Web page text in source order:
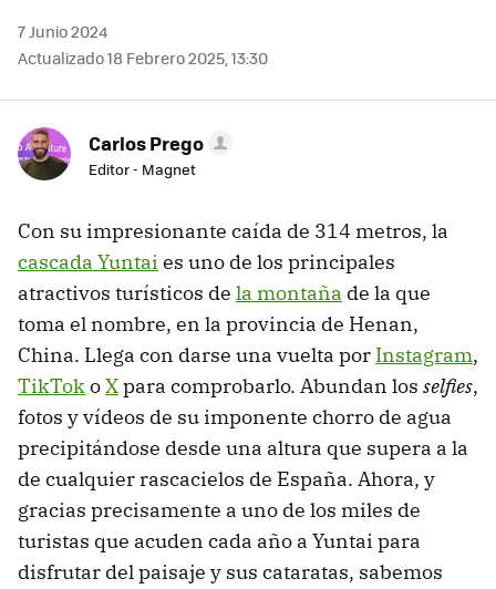
7 Junio 2024
Actualizado 18 Febrero 2025, 13:30
Carlos Prego
Editor - Magnet
Con su impresionante caída de 314 metros, la
cascada Yuntai es uno de los principales
atractivos turísticos de la montaña de la que
toma el nombre, en la provincia de Henan,
China. Llega con darse una vuelta por Instagram,
TikTokoXpara comprobarlo. Abundan los selfies,
fotos y vídeos de su imponente chorro de agua
precipitándose desde una altura que supera a la
de cualquier rascacielos de España. Ahora, y
gracias precisamente a uno de los miles de
turistas que acuden cada año a Yuntai para
disfrutar del paisaje y sus cataratas, sabemos